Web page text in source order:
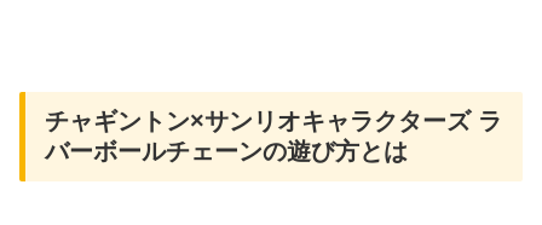
チャギントン×サンリオキャラクターズ ラ
バーボールチェーンの遊び方とは